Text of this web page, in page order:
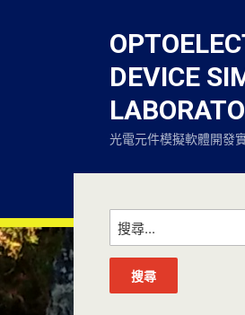
DEVICE
光電元件模擬軟體開發
搜
尋
關